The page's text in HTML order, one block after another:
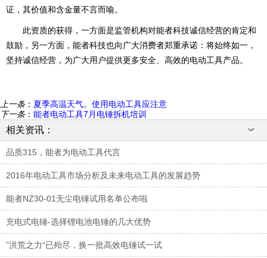
证，其价值和含金量不言而喻。
此资质的获得，一方面是监管机构对能者科技诚信经营的肯定和
鼓励，另一方面，能者科技也向广大消费者郑重承诺：将始终如一，
坚持诚信经营，为广大用户提供更多安全、高效的电动工具产品。
上一条： 夏季高温天气。使用电动工具应注意
下一条： 能者电动工具7月电锤拆机培训
相关资讯：
品质315，能者为电动工具代言
2016年电动工具市场分析及未来电动工具的发展趋势
能者NZ30-01无尘电锤试用名单公布啦
充电式电锤-选择锂电池电锤的几大优势
”洪荒之力“已殆尽，换一批高效电锤试一试